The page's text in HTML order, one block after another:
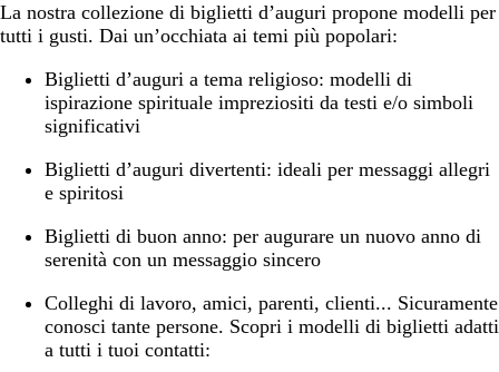
La nostra collezione di biglietti d’auguri propone modelli per
tutti i gusti. Dai un’occhiata ai temi più popolari:
Biglietti d’auguri a tema religioso: modelli di
ispirazione spirituale impreziositi da testi e/o simboli
significativi
Biglietti d’auguri divertenti: ideali per messaggi allegri
e spiritosi
Biglietti di buon anno: per augurare un nuovo anno di
serenità con un messaggio sincero
Colleghi di lavoro, amici, parenti, clienti... Sicuramente
conosci tante persone. Scopri i modelli di biglietti adatti
a tutti i tuoi contatti: